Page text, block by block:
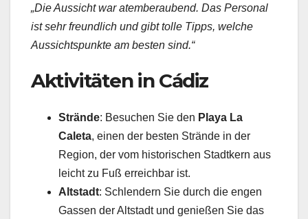
„Die Aussicht war atemberaubend. Das Personal
ist sehr freundlich und gibt tolle Tipps, welche
Aussichtspunkte am besten sind.“
Aktivitäten in Cádiz
Strände: Besuchen Sie den Playa La
Caleta, einen der besten Strände in der
Region, der vom historischen Stadtkern aus
leicht zu Fuß erreichbar ist.
Altstadt: Schlendern Sie durch die engen
Gassen der Altstadt und genießen Sie das